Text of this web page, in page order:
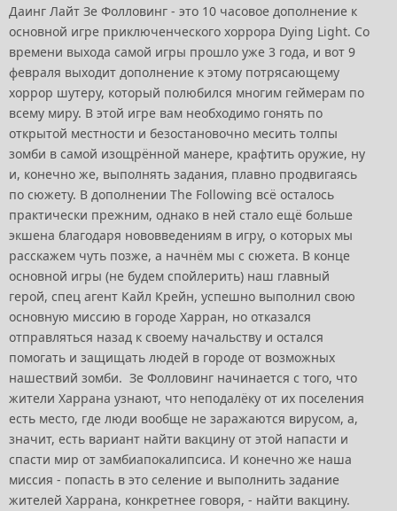
Даинг Лайт Зе Фолловинг - это 10 часовое дополнение к
основной игре приключенческого хоррора Dying Light. Со
времени выхода самой игры прошло уже 3 года, и вот 9
февраля выходит дополнение к этому потрясающему
хоррор шутеру, который полюбился многим геймерам по
всему миру. В этой игре вам необходимо гонять по
открытой местности и безостановочно месить толпы
зомби в самой изощрённой манере, крафтить оружие, ну
и, конечно же, выполнять задания, плавно продвигаясь
по сюжету. В дополнении The Following всё осталось
практически прежним, однако в ней стало ещё больше
экшена благодаря нововведениям в игру, о которых мы
расскажем чуть позже, а начнём мы с сюжета. В конце
основной игры (не будем спойлерить) наш главный
герой, спец агент Кайл Крейн, успешно выполнил свою
основную миссию в городе Харран, но отказался
отправляться назад к своему начальству и остался
помогать и защищать людей в городе от возможных
нашествий зомби. Зе Фолловинг начинается с того, что
жители Харрана узнают, что неподалёку от их поселения
есть место, где люди вообще не заражаются вирусом, а,
значит, есть вариант найти вакцину от этой напасти и
спасти мир от замбиапокалипсиса. И конечно же наша
миссия - попасть в это селение и выполнить задание
жителей Харрана, конкретнее говоря, - найти вакцину.